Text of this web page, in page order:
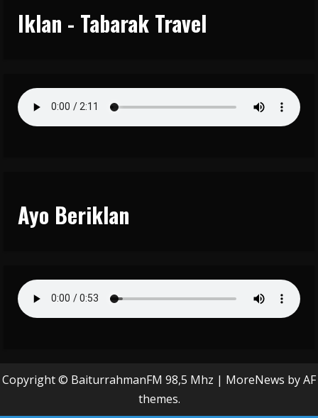
Iklan - Tabarak Travel
Ayo Beriklan
Copyright © BaiturrahmanFM 98,5 Mhz | MoreNews by AF
themes.